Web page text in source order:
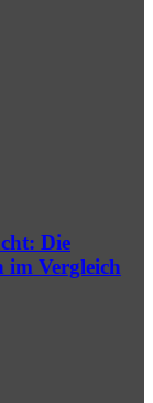
Die
im Vergleich